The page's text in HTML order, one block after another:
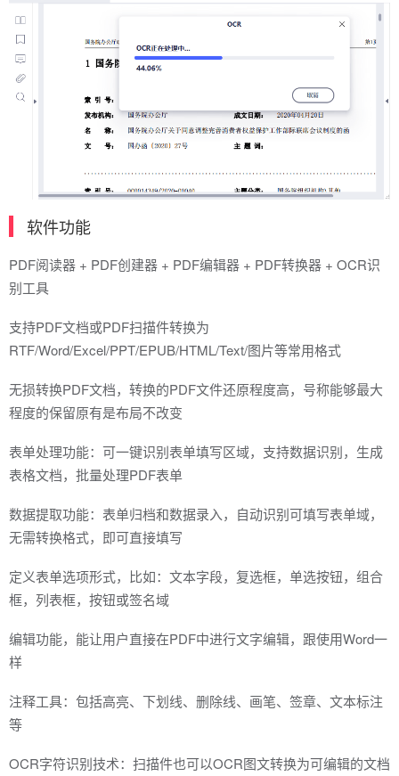
软件功能
PDF阅读器 + PDF创建器 + PDF编辑器 + PDF转换器 + OCR识
别工具
支持PDF文档或PDF扫描件转换为
RTF/Word/Excel/PPT/EPUB/HTML/Text/图片等常用格式
无损转换PDF文档，转换的PDF文件还原程度高，号称能够最大
程度的保留原有是布局不改变
表单处理功能：可一键识别表单填写区域，支持数据识别，生成
表格文档，批量处理PDF表单
数据提取功能：表单归档和数据录入，自动识别可填写表单域，
无需转换格式，即可直接填写
定义表单选项形式，比如：文本字段，复选框，单选按钮，组合
框，列表框，按钮或签名域
编辑功能，能让用户直接在PDF中进行文字编辑，跟使用Word一
样
注释工具：包括高亮、下划线、删除线、画笔、签章、文本标注
等
OCR字符识别技术：扫描件也可以OCR图文转换为可编辑的文档